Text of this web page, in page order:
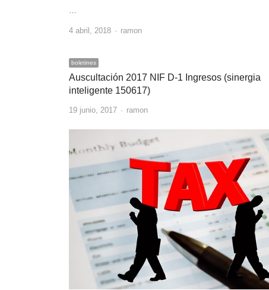
…
4 abril, 2018 Author
ramon
boletines
Auscultación 2017 NIF D-1 Ingresos (sinergia
inteligente 150617)
19 junio, 2017 Author
ramon